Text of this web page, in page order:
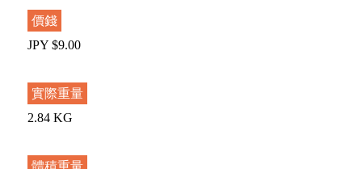
價錢
JPY $9.00
實際重量
2.84 KG
體積重量